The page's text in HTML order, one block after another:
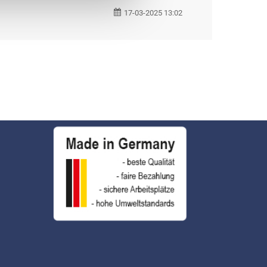
17-03-2025 13:02
Social Media